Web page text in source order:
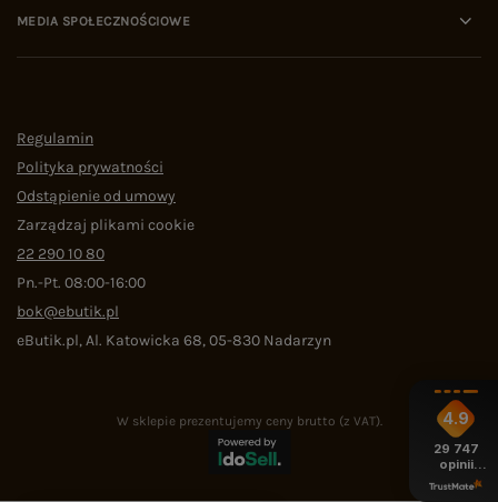
MEDIA SPOŁECZNOŚCIOWE
Regulamin
Polityka prywatności
Odstąpienie od umowy
Zarządzaj plikami cookie
22 290 10 80
Pn.-Pt. 08:00-16:00
bok@ebutik.pl
eButik.pl,Al. Katowicka 68,05-830 Nadarzyn
W sklepie prezentujemy ceny brutto (z VAT). 4.9
29 747
opinii
z całego